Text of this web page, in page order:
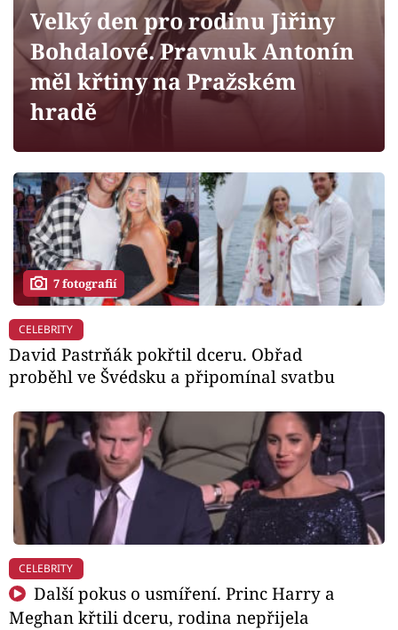
Sledujte prima+
Filmový festival Karlovy Vary
Mámy sobě
Přihlášení
Sledujte nás
Velký den pro rodinu Jiřiny
Bohdalové. Pravnuk Antonín
měl křtiny na Pražském
hradě
7 fotografií
CELEBRITY
David Pastrňák pokřtil dceru. Obřad
proběhl ve Švédsku a připomínal svatbu
CELEBRITY
Další pokus o usmíření. Princ Harry a
Meghan křtili dceru, rodina nepřijela